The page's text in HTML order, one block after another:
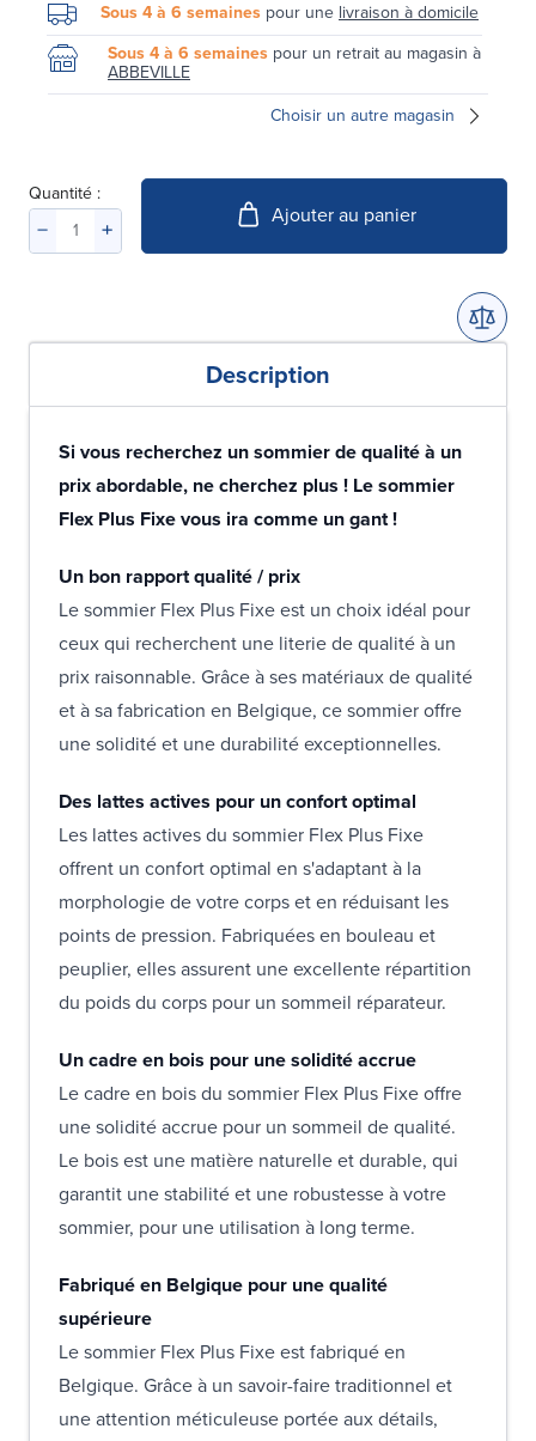
Sous 4 à 6 semaines pour une livraison à domicile
Sous 4 à 6 semaines pour un retrait au magasin à
ABBEVILLE
Choisir un autre magasin
Quantité :
Ajouter au panier
Description
Si vous recherchez un sommier de qualité à un
prix abordable, ne cherchez plus ! Le sommier
Flex Plus Fixe vous ira comme un gant !
Un bon rapport qualité / prix
Le sommier Flex Plus Fixe est un choix idéal pour
ceux qui recherchent une literie de qualité à un
prix raisonnable. Grâce à ses matériaux de qualité
et à sa fabrication en Belgique, ce sommier offre
une solidité et une durabilité exceptionnelles.
Des lattes actives pour un confort optimal
Les lattes actives du sommier Flex Plus Fixe
offrent un confort optimal en s'adaptant à la
morphologie de votre corps et en réduisant les
points de pression. Fabriquées en bouleau et
peuplier, elles assurent une excellente répartition
du poids du corps pour un sommeil réparateur.
Un cadre en bois pour une solidité accrue
Le cadre en bois du sommier Flex Plus Fixe offre
une solidité accrue pour un sommeil de qualité.
Le bois est une matière naturelle et durable, qui
garantit une stabilité et une robustesse à votre
sommier, pour une utilisation à long terme.
Fabriqué en Belgique pour une qualité
supérieure
Le sommier Flex Plus Fixe est fabriqué en
Belgique. Grâce à un savoir-faire traditionnel et
une attention méticuleuse portée aux détails,